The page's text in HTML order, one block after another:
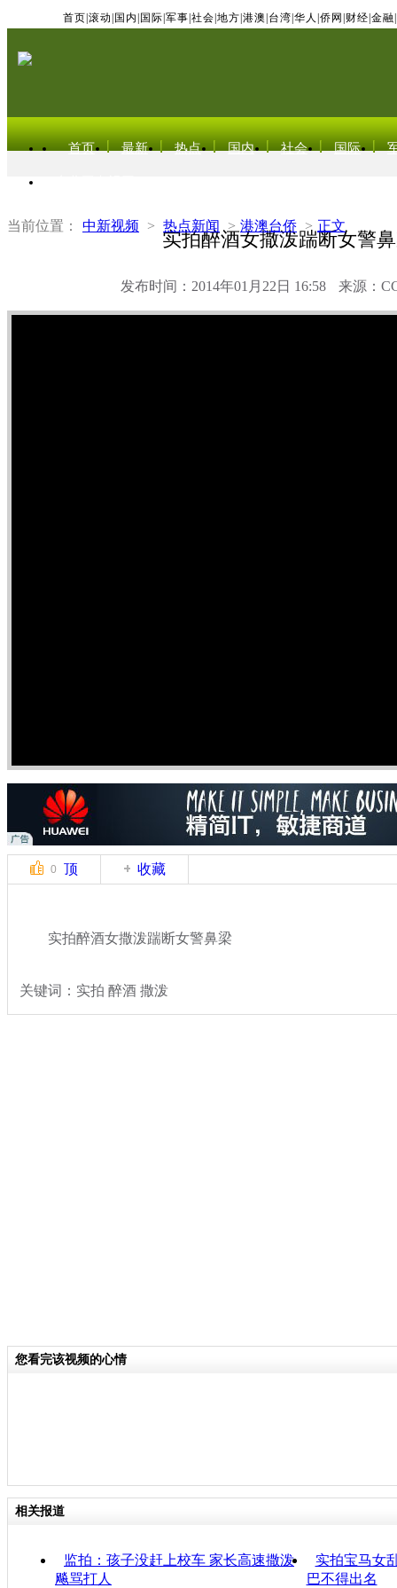
首页 滚动 国内 国际 军事 社会 地方 港澳 台湾 华人 侨网 财经 金融
首页 最新 热点 国内 社会 国际
当前位置： 中新视频 > 热点新闻 > 港澳台侨 > 正文
实拍醉酒女撒泼踹断女警
发布时间：2014年01月22日 16:58 来源：
0 顶 收藏
实拍醉酒女撒泼踹断女警鼻梁
关键词：实拍 醉酒 撒泼
您看完该视频的心情
相关报道
监拍：孩子没赶上校车 家长高速撒泼
飚骂打人
实拍宝马女
巴不得出名